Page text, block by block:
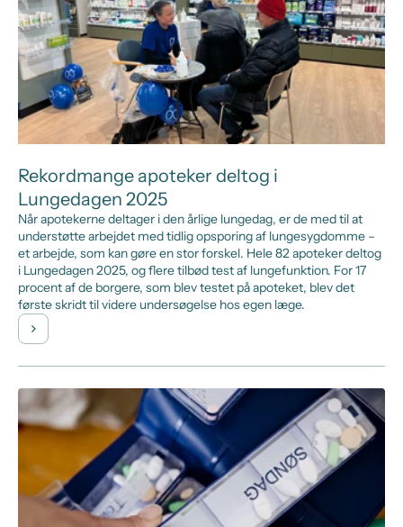
Rekordmange apoteker deltog i
Lungedagen 2025
Når apotekerne deltager i den årlige lungedag, er de med til at
understøtte arbejdet med tidlig opsporing af lungesygdomme –
et arbejde, som kan gøre en stor forskel. Hele 82 apoteker deltog
i Lungedagen 2025, og flere tilbød test af lungefunktion. For 17
procent af de borgere, som blev testet på apoteket, blev det
første skridt til videre undersøgelse hos egen læge.